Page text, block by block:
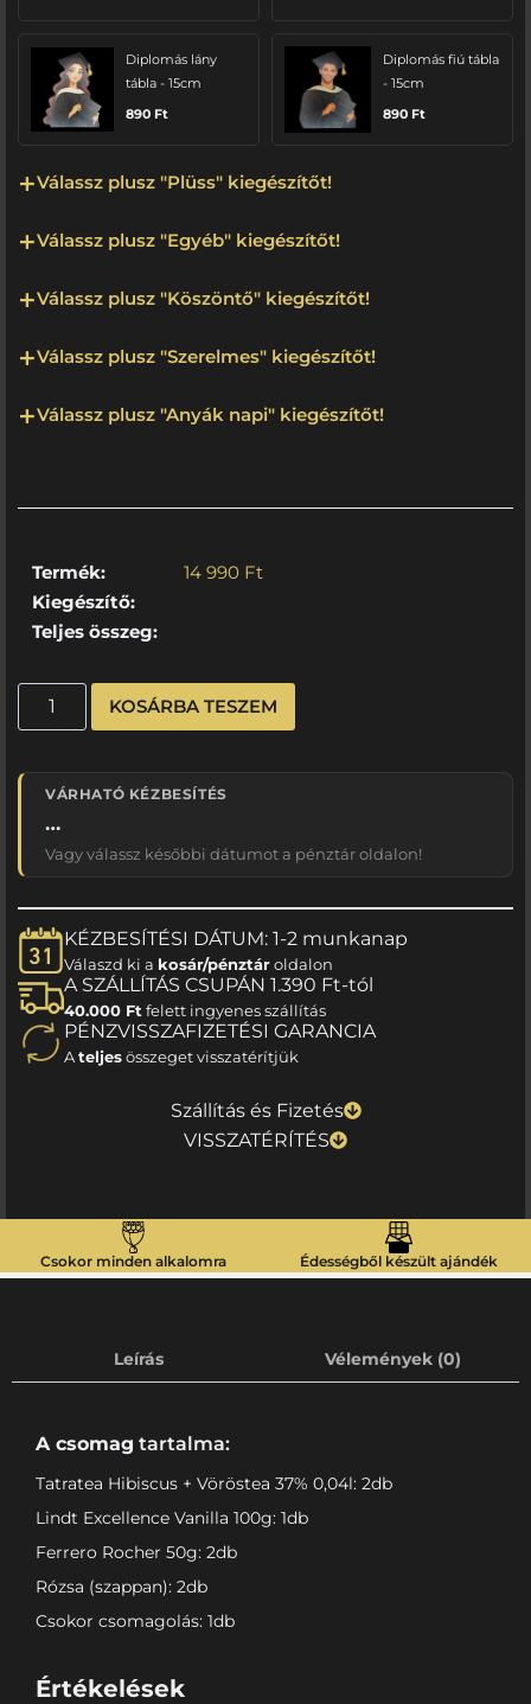
Diplomás lány
tábla - 15cm
890 Ft
Diplomás fiú tábla
- 15cm
890 Ft
Válassz plusz "Plüss" kiegészítőt!
Válassz plusz "Egyéb" kiegészítőt!
Válassz plusz "Köszöntő" kiegészítőt!
Válassz plusz "Szerelmes" kiegészítőt!
Válassz plusz "Anyák napi" kiegészítőt!
Termék: 14 990 Ft
Kiegészítő:
Teljes összeg:
KOSÁRBA TESZEM
VÁRHATÓ KÉZBESÍTÉS
…
Vagy válassz későbbi dátumot a pénztár oldalon!
KÉZBESÍTÉSI DÁTUM: 1-2 munkanap
Válaszd ki a kosár/pénztároldalon
A SZÁLLÍTÁS CSUPÁN 1.390 Ft-tól
40.000 Ftfelett ingyenes szállítás
PÉNZVISSZAFIZETÉSI GARANCIA
Ateljesösszeget visszatérítjük
Szállítás és Fizetés
VISSZATÉRÍTÉS
Csokor minden alkalomra Édességből készült ajándék
Leírás Vélemények (0)
A csomag tartalma:
Tatratea Hibiscus + Vöröstea 37% 0,04l: 2db
Lindt Excellence Vanilla 100g: 1db
Ferrero Rocher 50g: 2db
Rózsa (szappan): 2db
Csokor csomagolás: 1db
Értékelések